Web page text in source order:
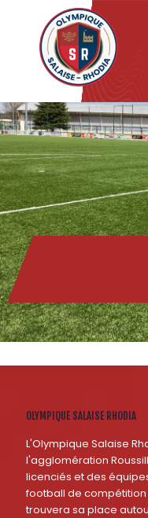
OLYMPIQUE SALAISE RHODIA
L'Olympique Salaise
l'agglomération
licenciés et des
football de compétition
trouvera sa place